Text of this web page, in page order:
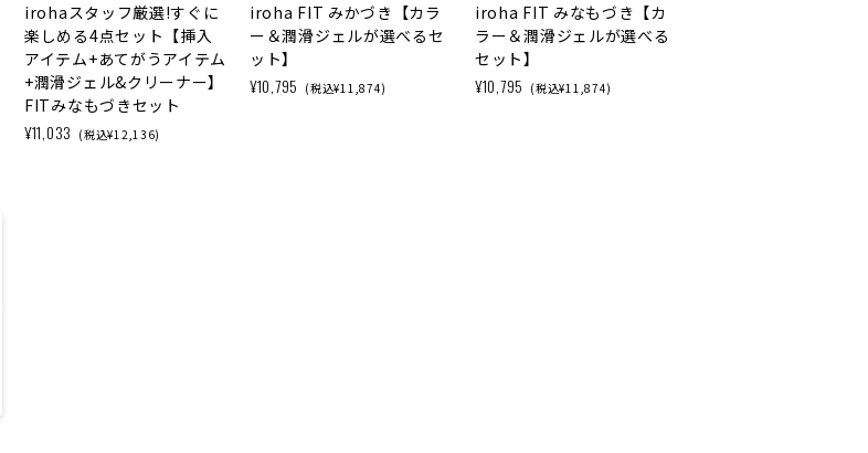
irohaスタッフ厳選!すぐに
楽しめる4点セット【挿入
アイテム+あてがうアイテム
+潤滑ジェル&クリーナー】
FITみなもづきセット
¥11,033 (税込¥12,136)
iroha FIT みかづき【カラ
ー＆潤滑ジェルが選べるセ
ット】
¥10,795 (税込¥11,874)
iroha FIT みなもづき【カ
ラー＆潤滑ジェルが選べる
セット】
¥10,795 (税込¥11,874)